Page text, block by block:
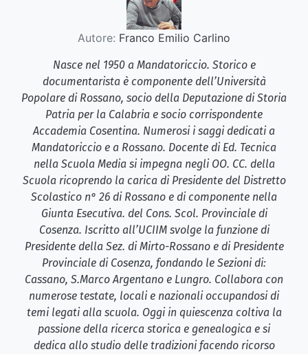
Autore: Franco Emilio Carlino
Nasce nel 1950 a Mandatoriccio. Storico e
documentarista è componente dell’Università
Popolare di Rossano, socio della Deputazione di Storia
Patria per la Calabria e socio corrispondente
Accademia Cosentina. Numerosi i saggi dedicati a
Mandatoriccio e a Rossano. Docente di Ed. Tecnica
nella Scuola Media si impegna negli OO. CC. della
Scuola ricoprendo la carica di Presidente del Distretto
Scolastico n° 26 di Rossano e di componente nella
Giunta Esecutiva. del Cons. Scol. Provinciale di
Cosenza. Iscritto all’UCIIM svolge la funzione di
Presidente della Sez. di Mirto-Rossano e di Presidente
Provinciale di Cosenza, fondando le Sezioni di:
Cassano, S.Marco Argentano e Lungro. Collabora con
numerose testate, locali e nazionali occupandosi di
temi legati alla scuola. Oggi in quiescenza coltiva la
passione della ricerca storica e genealogica e si
dedica allo studio delle tradizioni facendo ricorso